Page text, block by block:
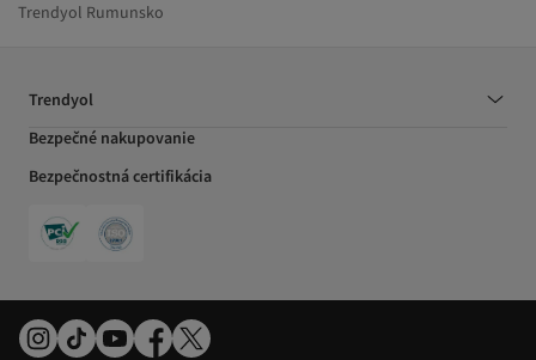
Trendyol Rumunsko
Trendyol
Bezpečné nakupovanie
Bezpečnostná certifikácia